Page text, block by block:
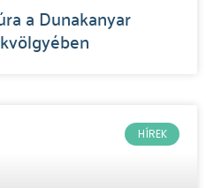
a Dunakanyar
HÍREK